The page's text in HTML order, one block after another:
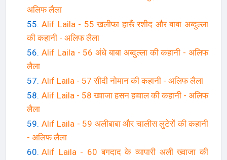
अलिफ लैला
Alif Laila - 55 खलीफा हारूँ रशीद और बाबा अब्दुल्ला
की कहानी - अलिफ लैला
Alif Laila - 56 अंधे बाबा अब्दुल्ला की कहानी - अलिफ
लैला
Alif Laila - 57 सीदी नोमान की कहानी - अलिफ लैला
Alif Laila - 58 ख्वाजा हसन हव्वाल की कहानी - अलिफ
लैला
Alif Laila - 59 अलीबाबा और चालीस लुटेरों की कहानी
- अलिफ लैला
Alif Laila - 60 बगदाद के व्यापारी अली ख्वाजा की